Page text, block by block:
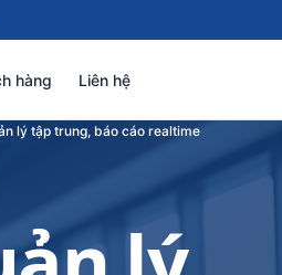
hàng Liên hệ
lý tập trung, báo cáo realtime